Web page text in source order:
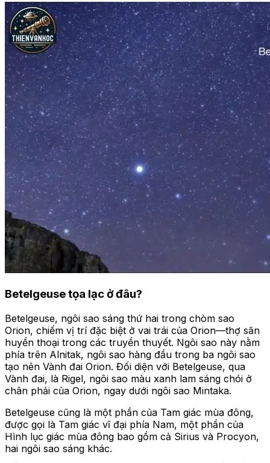
Betelgeuse tọa lạc ở đâu?
Betelgeuse, ngôi sao sáng thứ hai trong chòm sao
Orion, chiếm vị trí đặc biệt ở vai trái của Orion—thợ săn
huyền thoại trong các truyền thuyết. Ngôi sao này nằm
phía trên Alnitak, ngôi sao hàng đầu trong ba ngôi sao
tạo nên Vành đai Orion. Đối diện với Betelgeuse, qua
Vành đai, là Rigel, ngôi sao màu xanh lam sáng chói ở
chân phải của Orion, ngay dưới ngôi sao Mintaka.
Betelgeuse cũng là một phần của Tam giác mùa đông,
được gọi là Tam giác vĩ đại phía Nam, một phần của
Hình lục giác mùa đông bao gồm cả Sirius và Procyon,
hai ngôi sao sáng khác.